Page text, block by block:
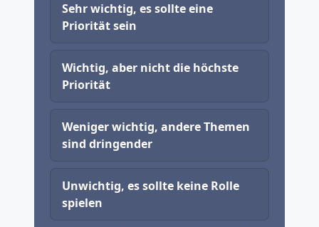
Sehr wichtig, es sollte eine
Priorität sein
Wichtig, aber nicht die höchste
Priorität
Weniger wichtig, andere Themen
sind dringender
Unwichtig, es sollte keine Rolle
spielen